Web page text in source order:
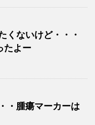
くないけど・・・
たよー
・腫瘍マーカーは